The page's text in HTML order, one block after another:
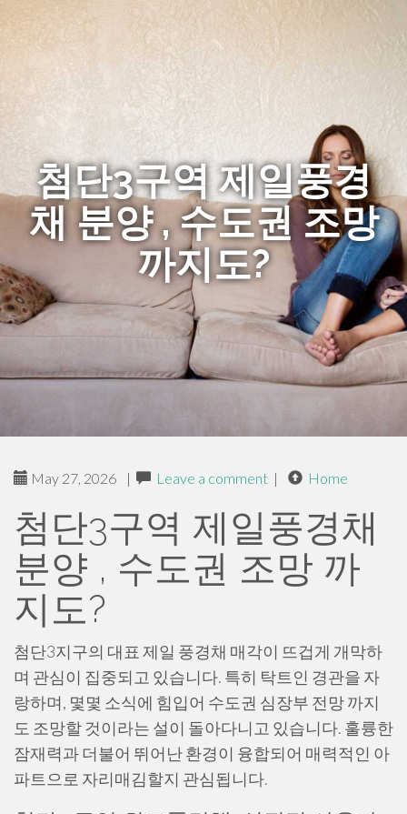
첨단3구역 제일풍경
채 분양 , 수도권 조망
까지도?
May 27, 2026 | Leave a comment | Home
첨단3구역 제일풍경채
분양 , 수도권 조망 까
지도?
첨단3지구의 대표 제일 풍경채 매각이 뜨겁게 개막하
며 관심이 집중되고 있습니다. 특히 탁트인 경관을 자
랑하며, 몇몇 소식에 힘입어 수도권 심장부 전망 까지
도 조망할 것이라는 설이 돌아다니고 있습니다. 훌륭한
잠재력과 더불어 뛰어난 환경이 융합되어 매력적인 아
파트으로 자리매김할지 관심됩니다.